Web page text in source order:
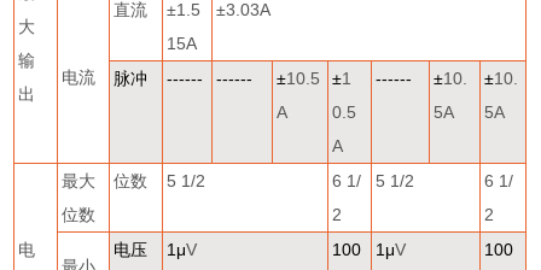
大
输
出
电流
直流 ±1.5
15A
±3.03A
脉冲 ------ ------ ±10.5
A
±1
0.5
A
------ ±10.
5A
±10.
5A
电
最大
位数
位数 5 1/2
6 1/
2
5 1/2
6 1/
2
电压 1μV
100
1μV
100